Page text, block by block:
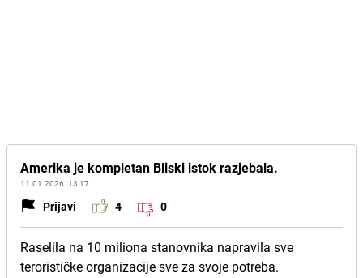
Amerika je kompletan Bliski istok razjebala.
11.01.2026. 13:17
Prijavi 4 0
Raselila na 10 miliona stanovnika napravila sve
terorističke organizacije sve za svoje potreba.